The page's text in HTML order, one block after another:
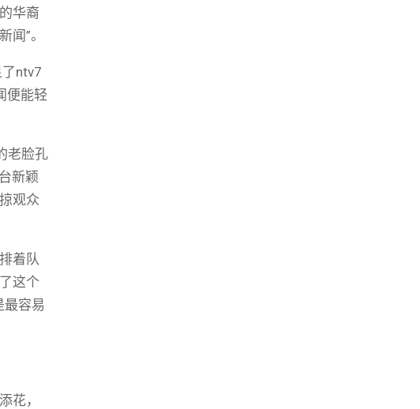
华裔
”。
ntv7
便能轻
老脸孔
新颖
观众
着队
这个
最容易
花，